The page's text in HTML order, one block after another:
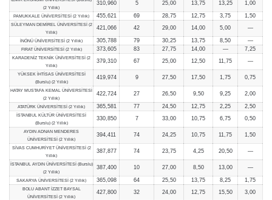
(2 Yıllık)
310,960 5 25,00 13,75 13,25 1,00
PAMUKKALE ÜNİVERSİTESİ (2 Yıllık) 455,621 69 28,75 12,75 3,75 1,50
SÜLEYMAN DEMİREL ÜNİVERSİTESİ (2
Yıllık)
421,066 42 29,00 14,00 5,00 —
İNÖNÜ ÜNİVERSİTESİ (2 Yıllık) 305,788 79 30,25 13,75 8,50 —
FIRAT ÜNİVERSİTESİ (2 Yıllık) 373,605 83 27,75 14,00 — 7,25
KARADENİZ TEKNİK ÜNİVERSİTESİ (2
Yıllık)
379,310 67 25,00 12,50 11,75 —
YÜKSEK İHTİSAS ÜNİVERSİTESİ
(Burslu) (2 Yıllık)
419,974 9 27,50 17,50 1,75 0,75
HATAY MUSTAFA KEMAL ÜNİVERSİTESİ
(2 Yıllık)
422,724 27 26,50 9,50 9,25 2,00
ATATÜRK ÜNİVERSİTESİ (2 Yıllık) 365,581 77 24,50 12,75 2,25 2,50
İSTANBUL KÜLTÜR ÜNİVERSİTESİ
(Burslu) (2 Yıllık)
330,850 7 33,00 10,75 6,75 0,50
AYDIN ADNAN MENDERES
ÜNİVERSİTESİ (2 Yıllık)
394,411 74 24,25 10,75 11,75 1,50
SİVAS CUMHURİYET ÜNİVERSİTESİ (2
Yıllık)
387,877 74 23,75 4,25 20,50 —
İSTANBUL AYDIN ÜNİVERSİTESİ (Burslu)
(2 Yıllık)
387,400 10 27,00 8,50 13,00 —
SAKARYA ÜNİVERSİTESİ (2 Yıllık) 365,098 64 25,50 13,75 8,25 1,75
BOLU ABANT İZZET BAYSAL
ÜNİVERSİTESİ (2 Yıllık)
427,800 32 24,00 12,75 15,50 3,00